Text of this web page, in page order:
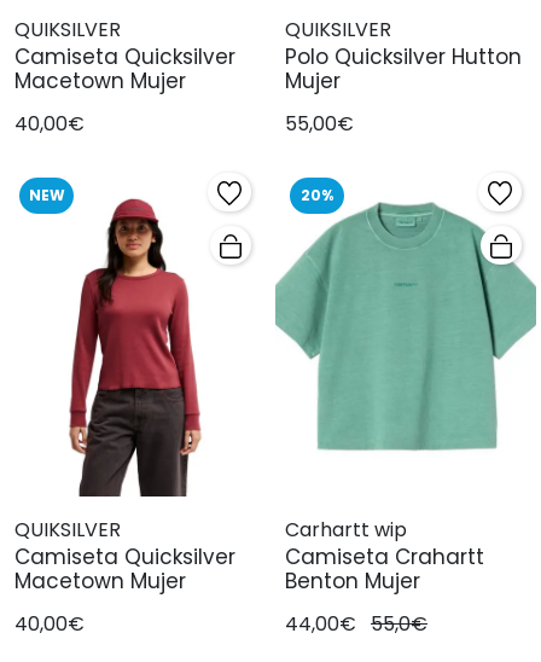
QUIKSILVER
Camiseta Quicksilver
Macetown Mujer
40,00€
QUIKSILVER
Polo Quicksilver Hutton
Mujer
55,00€
NEW
QUIKSILVER
Camiseta Quicksilver
Macetown Mujer
40,00€
20%
Carhartt wip
Camiseta Crahartt
Benton Mujer
44,00€ 55,0€